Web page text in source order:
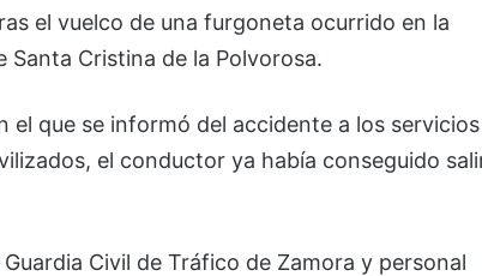
el vuelco de una furgoneta ocurrido en la
Santa Cristina de la Polvorosa.
el que se informó del accidente a los servicios
el conductor ya había conseguido
Civil de Tráfico de Zamora y personal